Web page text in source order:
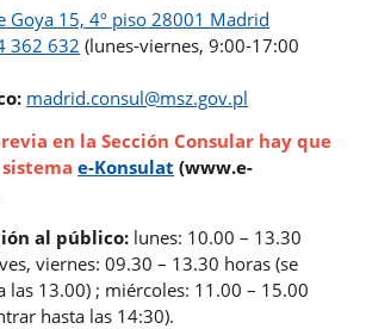
Goya 15, 4º piso 28001 Madrid
362 632 (lunes-viernes, 9:00-17:00
madrid.consul@msz.gov.pl
en la Sección Consular hay que
e-Konsulat (www.e-
al público: lunes: 10.00 – 13.30
viernes: 09.30 – 13.30 horas (se
las 13.00) ; miércoles: 11.00 – 15.00
hasta las 14:30).